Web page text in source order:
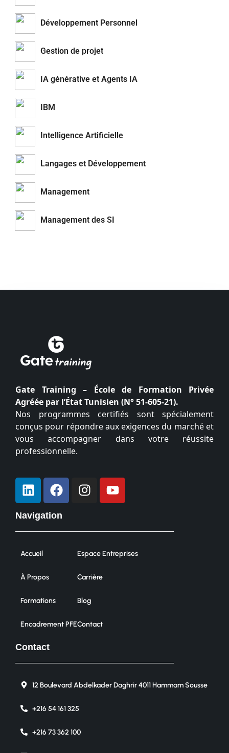
Développement Personnel
Gestion de projet
IA générative et Agents IA
IBM
Intelligence Artificielle
Langages et Développement
Management
Management des SI
Gate Training – École de Formation Privée
Agréée par l’État Tunisien (N° 51-605-21).
Nos programmes certifiés sont spécialement
conçus pour répondre aux exigences du marché et
vous accompagner dans votre réussite
professionnelle.
Navigation
Accueil
À Propos
Formations
Encadrement PFE
Espace Entreprises
Carrière
Blog
Contact
Contact
12 Boulevard Abdelkader Daghrir 4011 Hammam Sousse
+216 54 161 325
+216 73 362 100